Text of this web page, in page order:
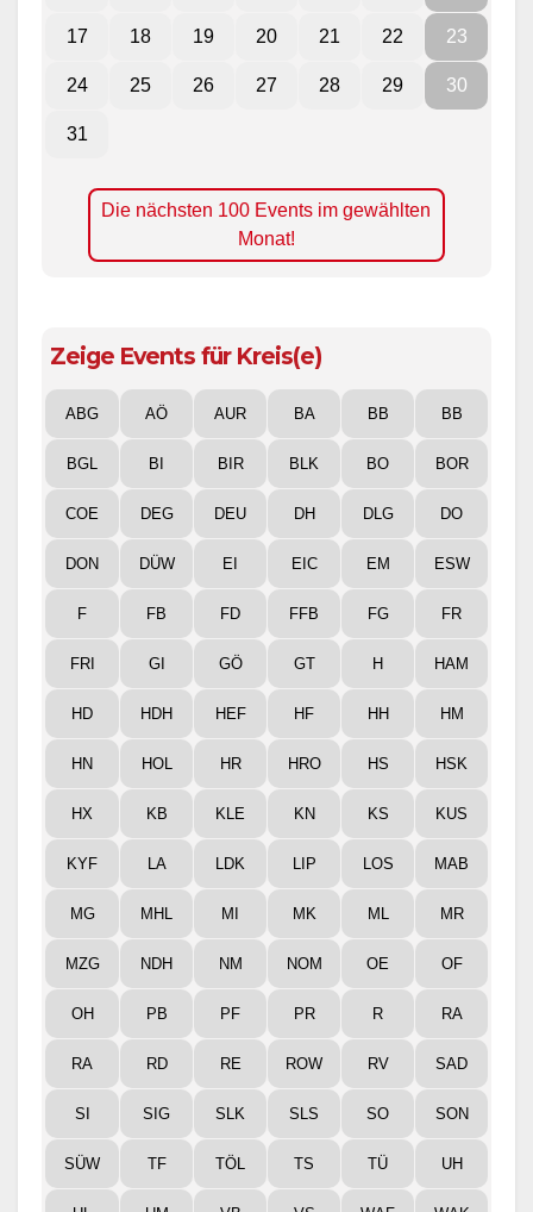
17 18 19 20 21 22 23
24 25 26 27 28 29 30
31
Die nächsten 100 Events im gewählten
Monat!
Zeige Events für Kreis(e)
ABG AÖ AUR BA BB BB
BGL BI BIR BLK BO BOR
COE DEG DEU DH DLG DO
DON DÜW EI EIC EM ESW
F FB FD FFB FG FR
FRI GI GÖ GT H HAM
HD HDH HEF HF HH HM
HN HOL HR HRO HS HSK
HX KB KLE KN KS KUS
KYF LA LDK LIP LOS MAB
MG MHL MI MK ML MR
MZG NDH NM NOM OE OF
OH PB PF PR R RA
RA RD RE ROW RV SAD
SI SIG SLK SLS SO SON
SÜW TF TÖL TS TÜ UH